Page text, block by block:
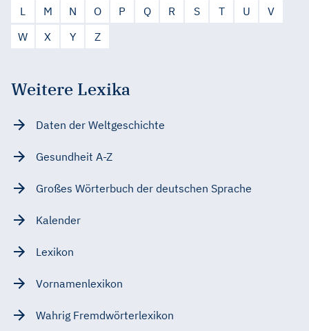
L
M N O P Q R S T U
V
W
X Y Z
Weitere Lexika
Daten der Weltgeschichte
Gesundheit A-Z
Großes Wörterbuch der deutschen Sprache
Kalender
Lexikon
Vornamenlexikon
Wahrig Fremdwörterlexikon